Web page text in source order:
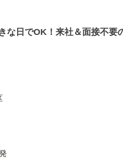
な日でOK！来社＆面接不要